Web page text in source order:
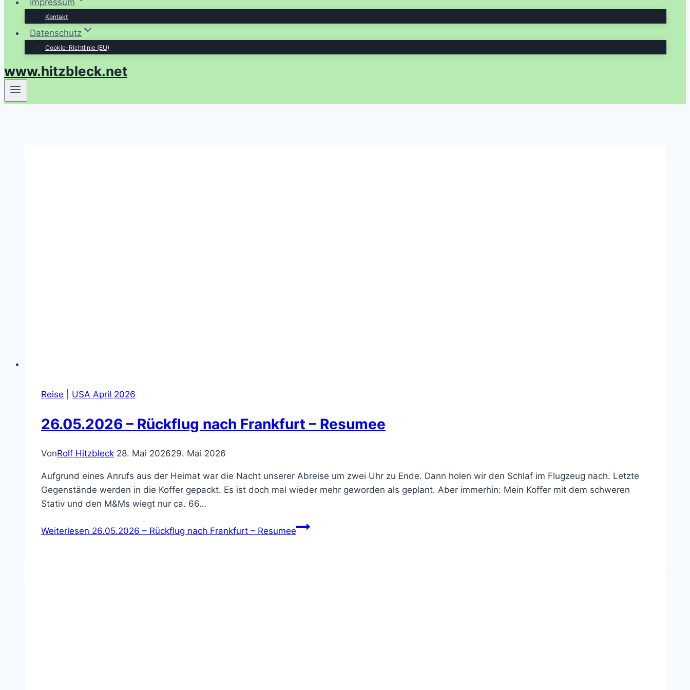
Impressum
Kontakt
Datenschutz
Cookie-Richtlinie (EU)
www.hitzbleck.net
Reise USA April 2026
26.05.2026 – Rückflug nach Frankfurt – Resumee
VonRolf Hitzbleck 28. Mai 202629. Mai 2026
Aufgrund eines Anrufs aus der Heimat war die Nacht unserer Abreise um zwei Uhr zu Ende. Dann holen wir den Schlaf im Flugzeug nach. Letzte
Gegenstände werden in die Koffer gepackt. Es ist doch mal wieder mehr geworden als geplant. Aber immerhin: Mein Koffer mit dem schweren
Stativ und den M&Ms wiegt nur ca. 66…
Weiterlesen 26.05.2026 – Rückflug nach Frankfurt – Resumee